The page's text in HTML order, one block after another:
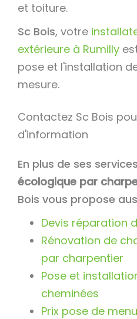
et toiture.
Sc Bois, votre
extérieure à Rumilly
pose et l'installation
mesure.
Contactez Sc Bois
d'information
En plus de ses
écologique par
Bois vous propose
Devis réparation
Rénovation de
par charpentier
Pose et
cheminées
Prix pose de